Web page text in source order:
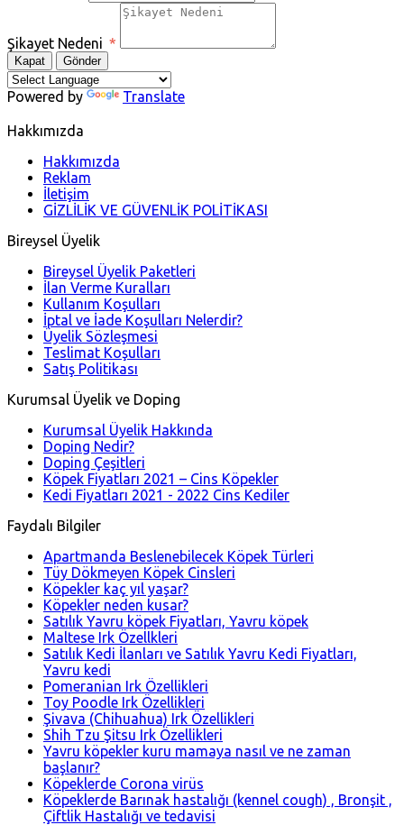
Şikayet Nedeni *
Kapat Gönder
Powered by Translate
Hakkımızda
Hakkımızda
Reklam
İletişim
GİZLİLİK VE GÜVENLİK POLİTİKASI
Bireysel Üyelik
Bireysel Üyelik Paketleri
İlan Verme Kuralları
Kullanım Koşulları
İptal ve İade Koşulları Nelerdir?
Üyelik Sözleşmesi
Teslimat Koşulları
Satış Politikası
Kurumsal Üyelik ve Doping
Kurumsal Üyelik Hakkında
Doping Nedir?
Doping Çeşitleri
Köpek Fiyatları 2021 – Cins Köpekler
Kedi Fiyatları 2021 - 2022 Cins Kediler
Faydalı Bilgiler
Apartmanda Beslenebilecek Köpek Türleri
Tüy Dökmeyen Köpek Cinsleri
Köpekler kaç yıl yaşar?
Köpekler neden kusar?
Satılık Yavru köpek Fiyatları, Yavru köpek
Maltese Irk Özellkleri
Satılık Kedi İlanları ve Satılık Yavru Kedi Fiyatları,
Yavru kedi
Pomeranian Irk Özellikleri
Toy Poodle Irk Özellikleri
Şivava (Chihuahua) Irk Özellikleri
Shih Tzu Şitsu Irk Özellikleri
Yavru köpekler kuru mamaya nasıl ve ne zaman
başlanır?
Köpeklerde Corona virüs
Köpeklerde Barınak hastalığı (kennel cough) , Bronşit ,
Çiftlik Hastalığı ve tedavisi